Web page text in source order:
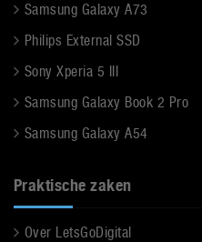
Samsung Galaxy A73
Philips External SSD
Sony Xperia 5 III
Samsung Galaxy Book 2 Pro
Samsung Galaxy A54
Praktische zaken
Over LetsGoDigital